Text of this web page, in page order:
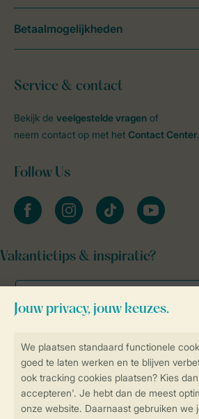
Veilig en snel online boeken
Veilige gegevensoverdracht
Service & contact
Bekijk de veelgestelde vragen of
neem contact op met het Contact Center.
Follow Us
facebookinstagramtiktok youtube
Vakantietips & inspiratie?
Betaalmogelijkheden